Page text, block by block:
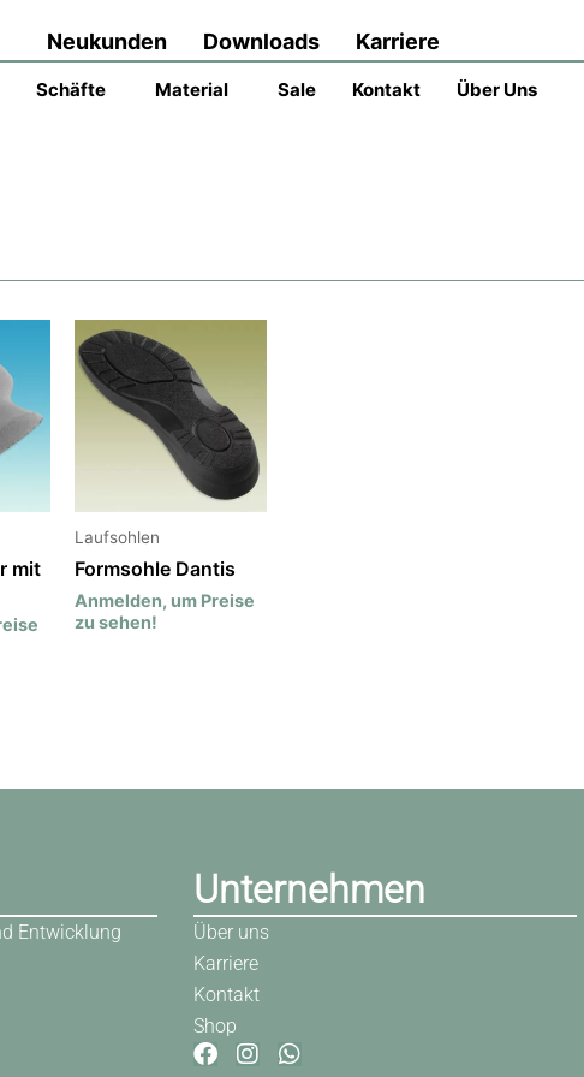
Neukunden Downloads Karriere
Schäfte Material Sale Kontakt Über Uns
mit
Laufsohlen
Formsohle Dantis
Anmelden, um Preise
zu sehen!
Entwicklung
Unternehmen
Über uns
Karriere
Kontakt
Shop
F
I
W